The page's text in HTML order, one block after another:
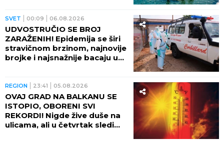
SVET 00:09 06.08.2026
UDVOSTRUČIO SE BROJ
ZARAŽENIH! Epidemija se širi
stravičnom brzinom, najnovije
brojke i najsnažnije bacaju u
REGION 23:41 05.08.2026
OVAJ GRAD NA BALKANU SE
ISTOPIO, OBORENI SVI
REKORDI! Nigde žive duše na
ulicama, ali u četvrtak sledi